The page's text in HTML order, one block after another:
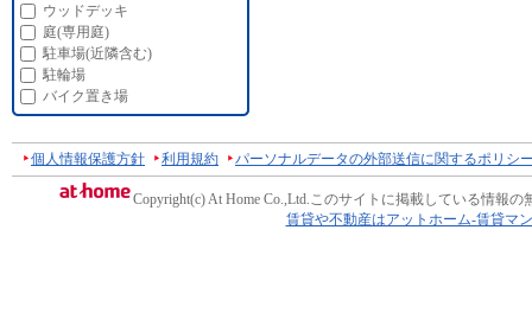
ウッドデッキ
庭(専用庭)
駐車場(近隣含む)
駐輪場
バイク置き場
個人情報保護方針 利用規約 パーソナルデータの外部送信に関するポリシ
Copyright(c) At Home Co.,Ltd.このサイトに掲載している情報の
賃貸や不動産はアットホーム-賃貸マ